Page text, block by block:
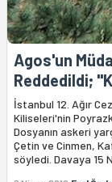
Agos'un
Reddedildi;
İstanbul 12. Ağır
Kiliseleri'nin
Dosyanın askeri
Çetin ve Cinmen,
söyledi. Davaya 15